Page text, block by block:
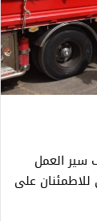
سير العمل
على